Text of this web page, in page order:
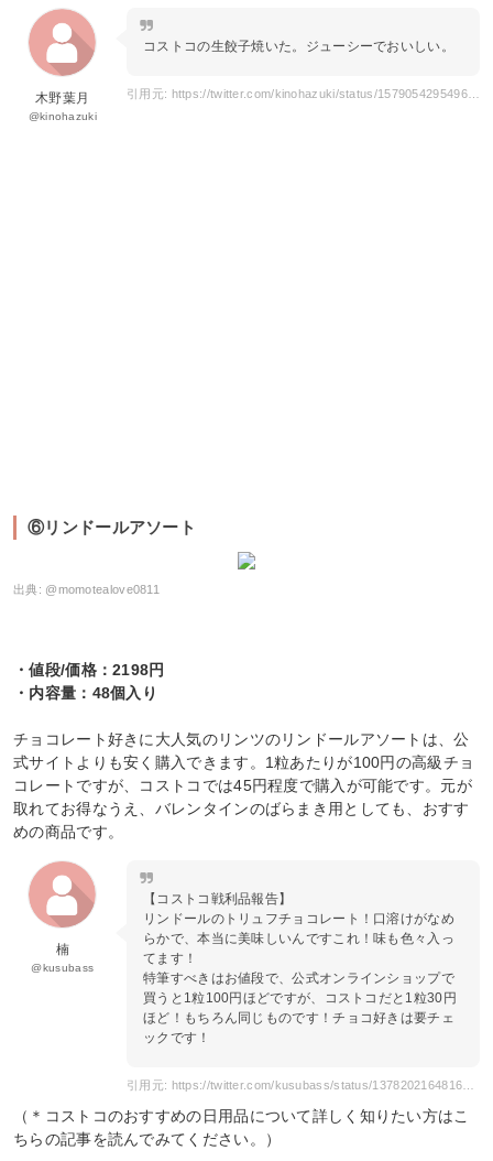
木野葉月
@kinohazuki
コストコの生餃子焼いた。ジューシーでおいしい。
引用元: https://twitter.com/kinohazuki/status/1579054295496134656
⑥リンドールアソート
出典: @momotealove0811
・値段/価格：2198円
・内容量：48個入り
チョコレート好きに大人気のリンツのリンドールアソートは、公
式サイトよりも安く購入できます。1粒あたりが100円の高級チョ
コレートですが、コストコでは45円程度で購入が可能です。元が
取れてお得なうえ、バレンタインのばらまき用としても、おすす
めの商品です。
楠
@kusubass
【コストコ戦利品報告】
リンドールのトリュフチョコレート！口溶けがなめ
らかで、本当に美味しいんですこれ！味も色々入っ
てます！
特筆すべきはお値段で、公式オンラインショップで
買うと1粒100円ほどですが、コストコだと1粒30円
ほど！もちろん同じものです！チョコ好きは要チェ
ックです！
（＊コストコのおすすめの日用品について詳しく知りたい方はこ
ちらの記事を読んでみてください。）